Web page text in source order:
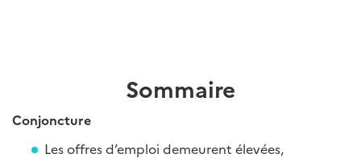
Sommaire
Conjoncture
Les offres d’emploi demeurent élevées,